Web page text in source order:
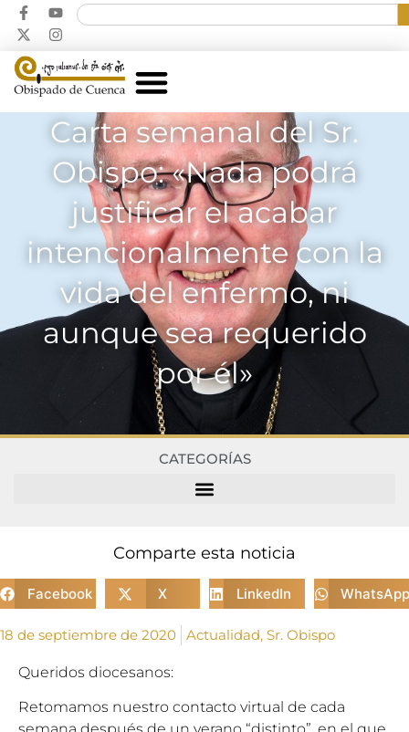
Carta semanal del Sr.
Obispo: «Nada podrá
justificar el acabar
intencionalmente con la
vida del enfermo, ni
aunque sea requerido
por él»
CATEGORÍAS
Comparte esta noticia
Facebook X LinkedIn WhatsApp
18 de septiembre de 2020 Actualidad, Sr. Obispo
Queridos diocesanos:
Retomamos nuestro contacto virtual de cada